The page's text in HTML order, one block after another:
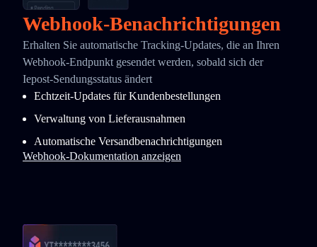
Webhook-Benachrichtigungen
Erhalten Sie automatische Tracking-Updates, die an Ihren
Webhook-Endpunkt gesendet werden, sobald sich der
Iepost-Sendungsstatus ändert
Echtzeit-Updates für Kundenbestellungen
Verwaltung von Lieferausnahmen
Automatische Versandbenachrichtigungen
Webhook-Dokumentation anzeigen